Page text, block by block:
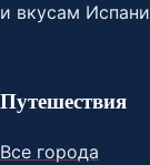
и вкусам
Путешествия
Все города